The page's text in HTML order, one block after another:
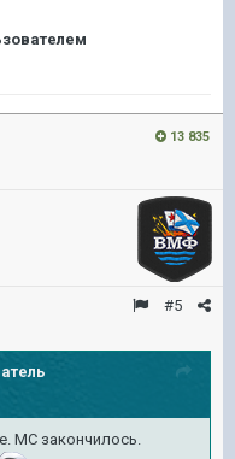
13 835
#5
МС закончилось.